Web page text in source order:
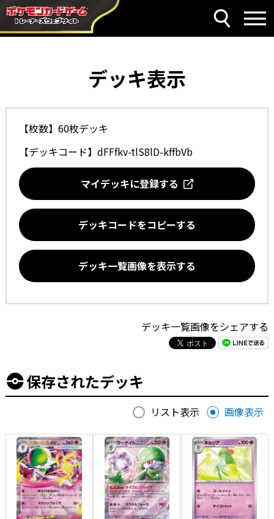
デッキ表示
【枚数】60枚デッキ
【デッキコード】 dFFfkv-tlS8lD-kffbVb
マイデッキに登録する
デッキコードをコピーする
デッキ一覧画像を表示する
デッキ一覧画像をシェアする
保存されたデッキ
リスト表示 画像表示